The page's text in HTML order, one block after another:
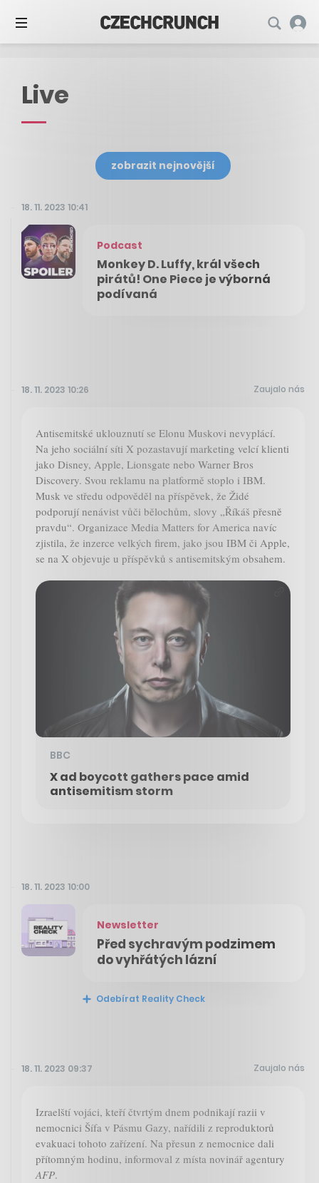
Live
zobrazit nejnovější
18. 11. 2023 10:41
Podcast
Monkey D. Luffy, král všech
pirátů! One Piece je výborná
podívaná
18. 11. 2023 10:26 Zaujalo nás
Antisemitské uklouznutí se Elonu Muskovi nevyplácí.
Na jeho sociální síti X pozastavují marketing velcí klienti
jako Disney, Apple, Lionsgate nebo Warner Bros
Discovery. Svou reklamu na platformě stoplo i IBM.
Musk ve středu odpověděl na příspěvek, že Židé
podporují nenávist vůči bělochům, slovy „Říkáš přesně
pravdu“. Organizace Media Matters for America navíc
zjistila, že inzerce velkých firem, jako jsou IBM či Apple,
se na X objevuje u příspěvků s antisemitským obsahem.
BBC
X ad boycott gathers pace amid
antisemitism storm
18. 11. 2023 10:00
Newsletter
Před sychravým podzimem
do vyhřátých lázní
Odebírat Reality Check
18. 11. 2023 09:37 Zaujalo nás
Izraelští vojáci, kteří čtvrtým dnem podnikají razii v
nemocnici Šífa v Pásmu Gazy, nařídili z reproduktorů
evakuaci tohoto zařízení. Na přesun z nemocnice dali
přítomným hodinu, informoval z místa novinář agentury
AFP.